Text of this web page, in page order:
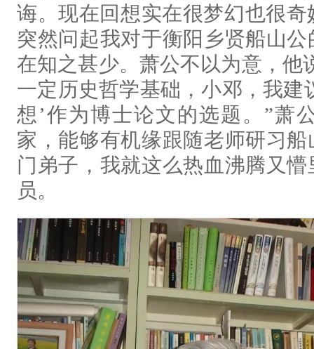
诲。现在回想实在很梦幻也很
突然问起我对于衡阳乡贤船山
在知之甚少。萧公不以为意，他
一定历史哲学基础，小邓，我建
想’作为博士论文的选题。”萧
家，能够有机缘跟随老师研习
门弟子，我就这么热血沸腾又
员。